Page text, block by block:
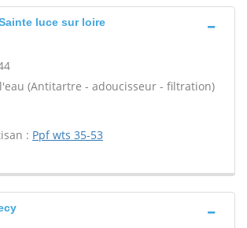
luce sur loire
(Antitartre - adoucisseur - filtration)
: Ppf wts 35-53